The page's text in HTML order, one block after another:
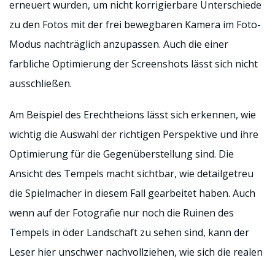
erneuert wurden, um nicht korrigierbare Unterschiede
zu den Fotos mit der frei bewegbaren Kamera im Foto-
Modus nachträglich anzupassen. Auch die einer
farbliche Optimierung der Screenshots lässt sich nicht
ausschließen.
Am Beispiel des Erechtheions lässt sich erkennen, wie
wichtig die Auswahl der richtigen Perspektive und ihre
Optimierung für die Gegenüberstellung sind. Die
Ansicht des Tempels macht sichtbar, wie detailgetreu
die Spielmacher in diesem Fall gearbeitet haben. Auch
wenn auf der Fotografie nur noch die Ruinen des
Tempels in öder Landschaft zu sehen sind, kann der
Leser hier unschwer nachvollziehen, wie sich die realen